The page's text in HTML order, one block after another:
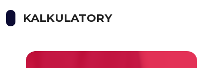
KALKULATORY